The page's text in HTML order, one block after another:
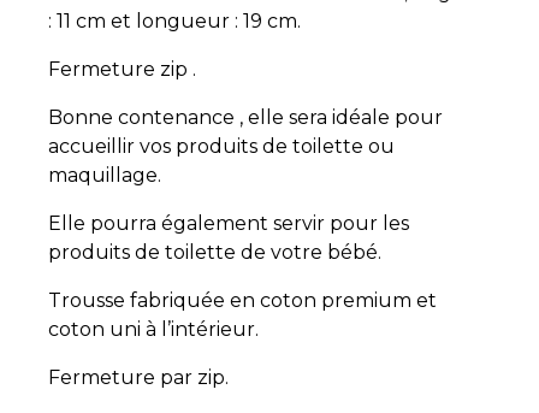
: 11 cm et longueur : 19 cm.
Fermeture zip .
Bonne contenance , elle sera idéale pour
accueillir vos produits de toilette ou
maquillage.
Elle pourra également servir pour les
produits de toilette de votre bébé.
Trousse fabriquée en coton premium et
coton uni à l’intérieur.
Fermeture par zip.